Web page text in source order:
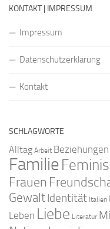
KONTAKT | IMPRESSUM
Impressum
Datenschutzerklärung
Kontakt
SCHLAGWORTE
Alltag Arbeit Beziehungen
Familie
Frauen
GewaltIdentität Italien
Leben Liebe Literatur